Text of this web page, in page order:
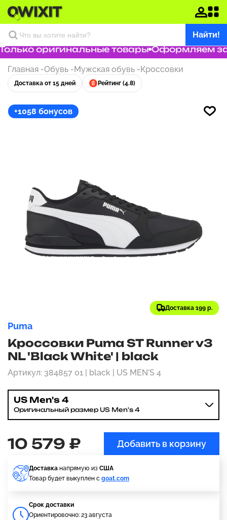
Найти!
оригинальные товары Оформляем
Главная -Обувь -Мужская обувь -Кроссовки
Доставка от 15 дней Рейтинг (4.8)
+1058 бонусов
Доставка 199 р.
Puma
Кроссовки Puma ST Runner v3
NL 'Black White' | black
Артикул: 384857 01 | black | US MEN'S 4
US Men's 4
Оригинальный размер US Men's 4
10 579 ₽ Добавить в корзину
Доставка напрямую из США
Товар будет выкуплен с goat.com
Cрок доставки
Ориентировочно: 23 августа